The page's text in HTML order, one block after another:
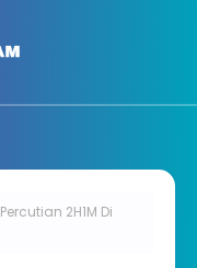
Percutian 2H1M Di